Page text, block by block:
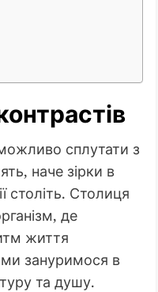
сплутати з
наче зірки в
століть. Столиця
де
життя
зануримося в
та душу.